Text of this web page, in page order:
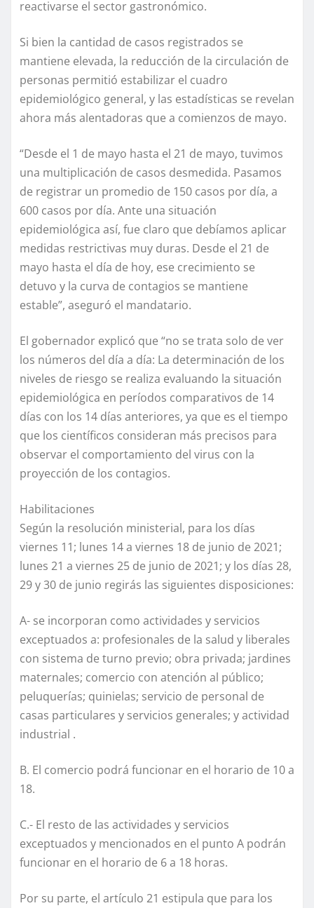
reactivarse el sector gastronómico.
Si bien la cantidad de casos registrados se
mantiene elevada, la reducción de la circulación de
personas permitió estabilizar el cuadro
epidemiológico general, y las estadísticas se revelan
ahora más alentadoras que a comienzos de mayo.
“Desde el 1 de mayo hasta el 21 de mayo, tuvimos
una multiplicación de casos desmedida. Pasamos
de registrar un promedio de 150 casos por día, a
600 casos por día. Ante una situación
epidemiológica así, fue claro que debíamos aplicar
medidas restrictivas muy duras. Desde el 21 de
mayo hasta el día de hoy, ese crecimiento se
detuvo y la curva de contagios se mantiene
estable”, aseguró el mandatario.
El gobernador explicó que “no se trata solo de ver
los números del día a día: La determinación de los
niveles de riesgo se realiza evaluando la situación
epidemiológica en períodos comparativos de 14
días con los 14 días anteriores, ya que es el tiempo
que los científicos consideran más precisos para
observar el comportamiento del virus con la
proyección de los contagios.
Habilitaciones
Según la resolución ministerial, para los días
viernes 11; lunes 14 a viernes 18 de junio de 2021;
lunes 21 a viernes 25 de junio de 2021; y los días 28,
29 y 30 de junio regirás las siguientes disposiciones:
A- se incorporan como actividades y servicios
exceptuados a: profesionales de la salud y liberales
con sistema de turno previo; obra privada; jardines
maternales; comercio con atención al público;
peluquerías; quinielas; servicio de personal de
casas particulares y servicios generales; y actividad
industrial .
B. El comercio podrá funcionar en el horario de 10 a
18.
C.- El resto de las actividades y servicios
exceptuados y mencionados en el punto A podrán
funcionar en el horario de 6 a 18 horas.
Por su parte, el artículo 21 estipula que para los